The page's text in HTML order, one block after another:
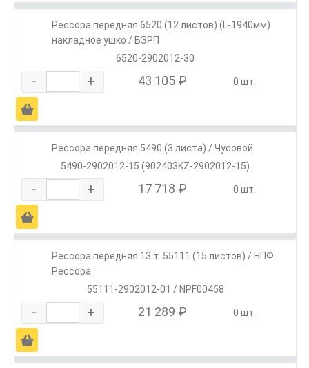
Рессора передняя 6520 (12 листов) (L-1940мм)
накладное ушко / БЗРП
6520-2902012-30
- + 43 105 ₽ 0 шт.
Ä
Рессора передняя 5490 (3 листа) / Чусовой
5490-2902012-15 (902403KZ-2902012-15)
- + 17 718 ₽ 0 шт.
Ä
Рессора передняя 13 т. 55111 (15 листов) / НПФ
Рессора
55111-2902012-01 / NPF00458
- + 21 289 ₽ 0 шт.
Ä